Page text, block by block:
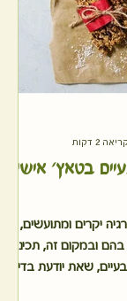
בטאץ' אישי
יקרים ומתועשים,
שאת לא בטוחה מה יש בהם ובמקום זה, תכיני ,
שאת יודעת בדיוק
2 דקות